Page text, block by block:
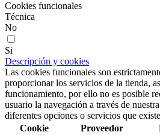
Cookies funcionales
Técnica
No
Si
Descripción y cookies
Las cookies funcionales son
proporcionar los servicios de la tienda,
funcionamiento, por ello no es posible
usuario la navegación a través de
diferentes opciones o servicios que
Cookie
Proveedor